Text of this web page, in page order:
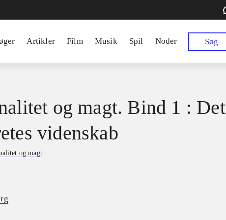
Artikler Film Musik Spil Noder Søg
og magt. Bind 1 : Det
videnskab
og magt